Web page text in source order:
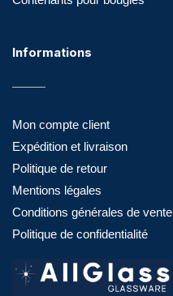
Informations
Mon compte client
Expédition et livraison
Politique de retour
Mentions légales
Conditions générales de vente
Politique de confidentialité